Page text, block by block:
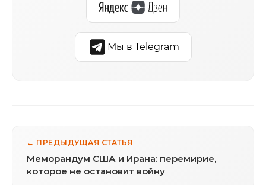
Мы в Telegram
← ПРЕДЫДУЩАЯ СТАТЬЯ
Меморандум США и Ирана: перемирие,
которое не остановит войну